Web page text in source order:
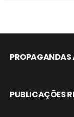
PUBLICAÇÕES